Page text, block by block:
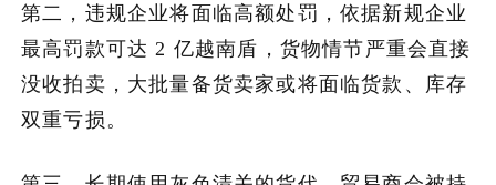
第二，违规企业将面临高额处罚，依据新规企业
最高罚款可达 2 亿越南盾，货物情节严重会直接
没收拍卖，大批量备货卖家或将面临货款、库存
双重亏损。